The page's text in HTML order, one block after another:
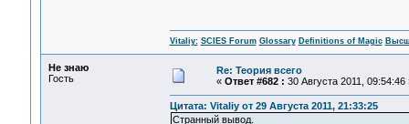
Vitaliy: SCIES Forum Glossary Definitions of Magic
Не знаю
Гость
Re: Теория всего
« Ответ #682 : 30 Августа 2011, 09:54:46
Цитата: Vitaliy от 29 Августа 2011, 21:33:25
Странный вывод.